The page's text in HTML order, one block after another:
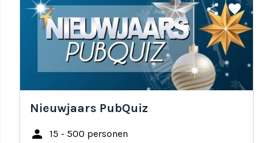
share favorite
Nieuwjaars PubQuiz
person 15 - 500 personen